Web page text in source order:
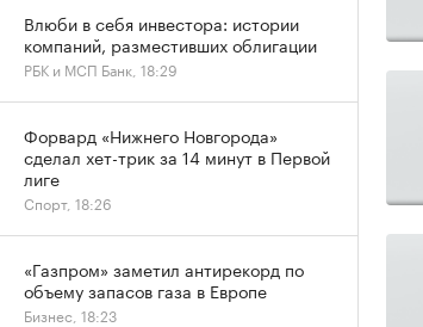
Влюби в себя инвестора: истории
компаний, разместивших облигации
РБК и МСП Банк, 18:29
Форвард «Нижнего Новгорода»
сделал хет-трик за 14 минут в Первой
лиге
Спорт, 18:26
«Газпром» заметил антирекорд по
объему запасов газа в Европе
Бизнес, 18:23